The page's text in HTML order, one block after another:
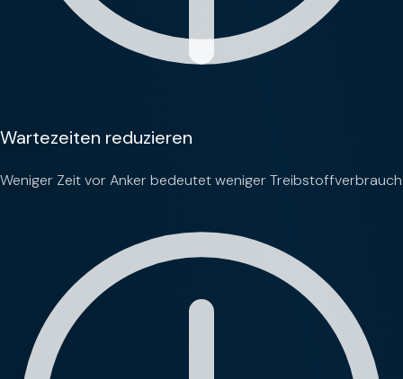
Wartezeiten reduzieren
Weniger Zeit vor Anker bedeutet weniger Treibstoffverbrauch